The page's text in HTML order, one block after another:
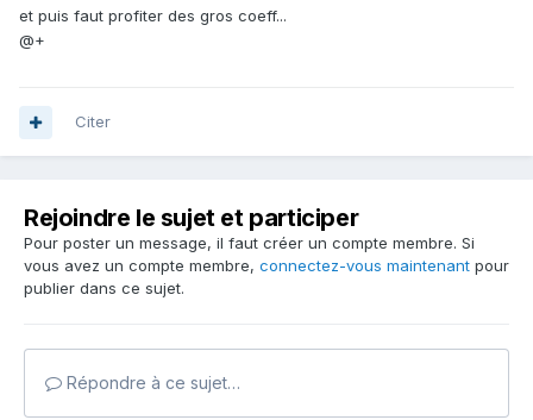
et puis faut profiter des gros coeff...
@+
Citer
Rejoindre le sujet et participer
Pour poster un message, il faut créer un compte membre. Si
vous avez un compte membre, connectez-vous maintenant pour
publier dans ce sujet.
Répondre à ce sujet…